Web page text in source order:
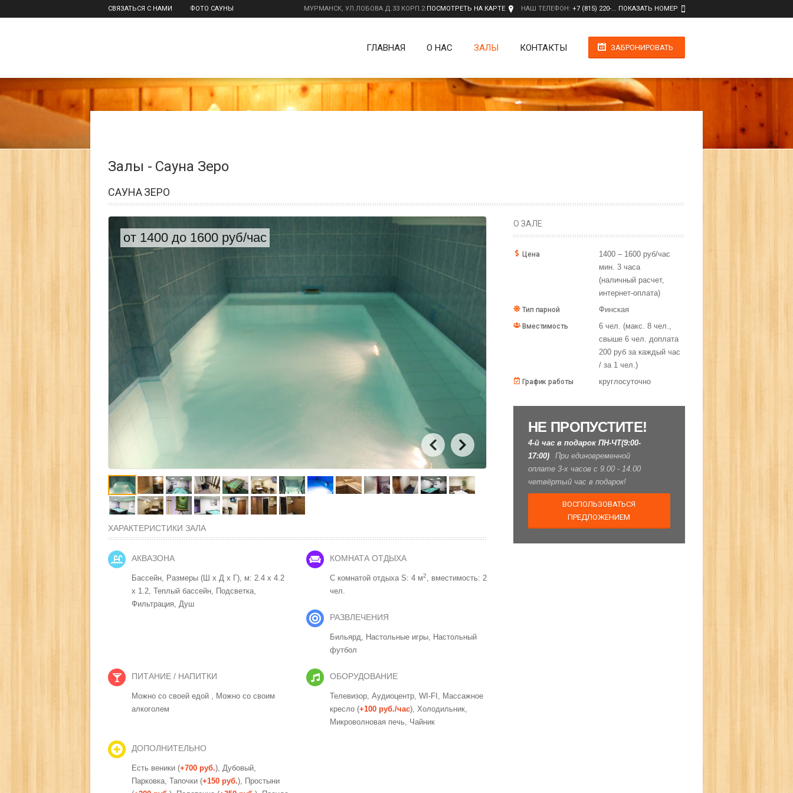
СВЯЗАТЬСЯ С НАМИ ФОТО САУНЫ МУРМАНСК, УЛ.ЛОБОВА Д.33 КОРП.2 ПОСМОТРЕТЬ НА КАРТЕ НАШ ТЕЛЕФОН: +7 (815) 220-... ПОКАЗАТЬ НОМЕР
ЗАБРОНИРОВАТЬ
ГЛАВНАЯ О НАС ЗАЛЫ КОНТАКТЫ
Залы - Сауна Зеро
САУНА ЗЕРО
от 1400 до 1600 руб/час
ХАРАКТЕРИСТИКИ ЗАЛА
АКВАЗОНА
Бассейн, Размеры (Ш x Д x Г), м: 2.4 x 4.2
x 1.2, Теплый бассейн, Подсветка,
Фильтрация, Душ
КОМНАТА ОТДЫХА
С комнатой отдыха S: 4 м2
, вместимость: 2
чел.
РАЗВЛЕЧЕНИЯ
Бильярд, Настольные игры, Настольный
футбол
ПИТАНИЕ / НАПИТКИ
Можно со своей едой , Можно со своим
алкоголем
ОБОРУДОВАНИЕ
Телевизор, Аудиоцентр, WI-FI, Массажное
кресло (+100 руб./час), Холодильник,
Микроволновая печь, Чайник
ДОПОЛНИТЕЛЬНО
Есть веники (+700 руб.), Дубовый,
Парковка, Тапочки (+150 руб.), Простыни
О ЗАЛЕ
Цена
1400 – 1600 руб/час
мин. 3 часа
(наличный расчет,
интернет-оплата)
Тип парной Финская
Вместимость
6 чел. (макс. 8 чел.,
свыше 6 чел. доплата
200 руб за каждый час
/ за 1 чел.)
График работы круглосуточно
НЕ ПРОПУСТИТЕ!
4-й час в подарок ПН-ЧТ(9:00-
17:00)
При единовременной
оплате 3-х часов с 9.00 - 14.00
четвёртый час в подарок!
ВОСПОЛЬЗОВАТЬСЯ
ПРЕДЛОЖЕНИЕМ